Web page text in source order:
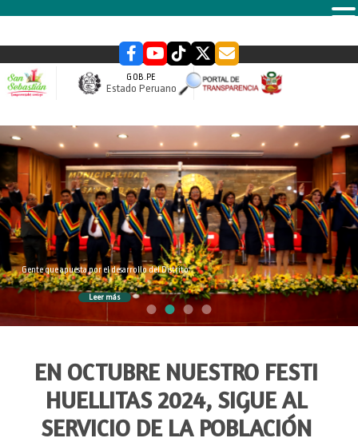
GOB.PE
Estado Peruano
slider
Gente que apuesta por el desarrollo del Distrito
Leer más
EN OCTUBRE NUESTRO FESTI
HUELLITAS 2024, SIGUE AL
SERVICIO DE LA POBLACIÓN